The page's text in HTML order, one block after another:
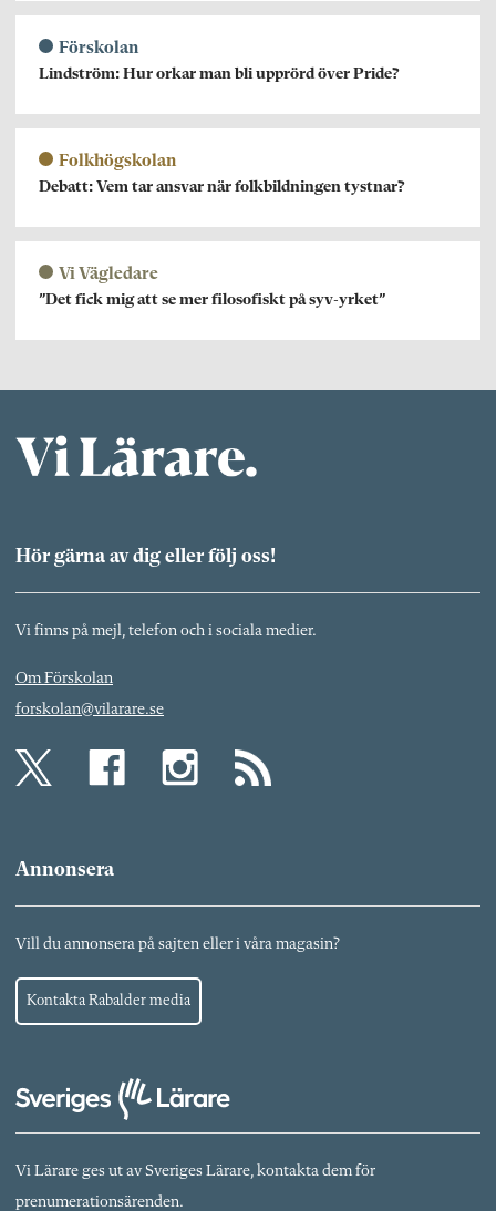
Förskolan
Lindström: Hur orkar man bli upprörd över Pride?
Folkhögskolan
Debatt: Vem tar ansvar när folkbildningen tystnar?
Vi Vägledare
”Det fick mig att se mer filosofiskt på syv-yrket”
Hör gärna av dig eller följ oss!
Vi finns på mejl, telefon och i sociala medier.
Om Förskolan
forskolan@vilarare.se
Annonsera
Vill du annonsera på sajten eller i våra magasin?
Kontakta Rabalder media
Vi Lärare ges ut av Sveriges Lärare, kontakta dem för
prenumerationsärenden.